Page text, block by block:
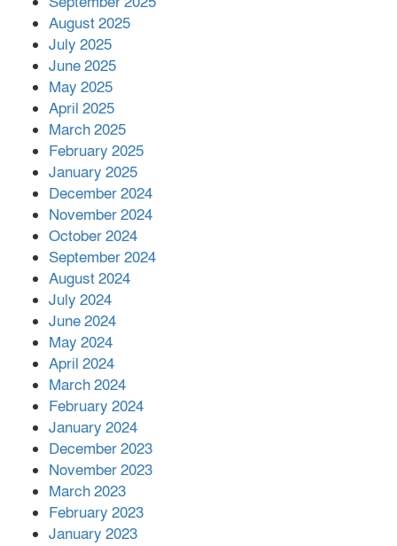
পর ফোন তারেক রহমানের,গ্যাস সঙ্কট
সহায়তা দিলেন সাচিং প্রু জেরী
August 2025
July 2025
June 2025
May 2025
April 2025
March 2025
February 2025
January 2025
December 2024
November 2024
October 2024
September 2024
August 2024
July 2024
June 2024
May 2024
April 2024
March 2024
February 2024
January 2024
December 2023
November 2023
March 2023
February 2023
January 2023